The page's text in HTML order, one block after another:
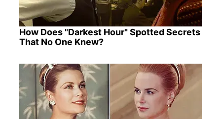
How Does "Darkest Hour" Spotted Secrets
That No One Knew?